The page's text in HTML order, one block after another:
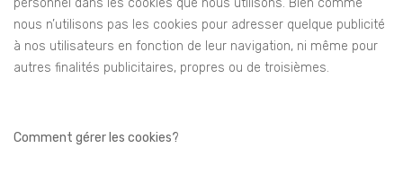
personnel dans les cookies que nous utilisons. Bien comme
nous n’utilisons pas les cookies pour adresser quelque publicité
à nos utilisateurs en fonction de leur navigation, ni même pour
autres finalités publicitaires, propres ou de troisièmes.
Comment gérer les cookies?